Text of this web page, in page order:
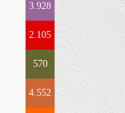
3.928
2.105
570
4.552